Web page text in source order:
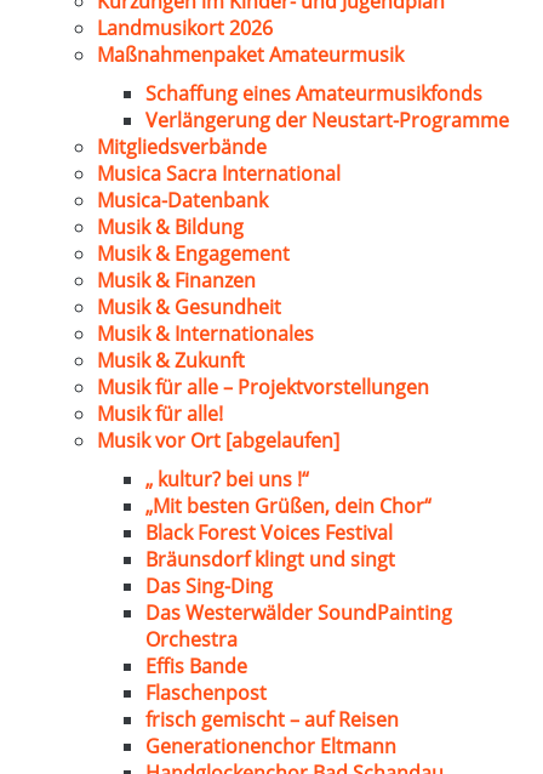
Landmusikort 2026
Maßnahmenpaket Amateurmusik
Schaffung eines Amateurmusikfonds
Verlängerung der Neustart-Programme
Mitgliedsverbände
Musica Sacra International
Musica-Datenbank
Musik & Bildung
Musik & Engagement
Musik & Finanzen
Musik & Gesundheit
Musik & Internationales
Musik & Zukunft
Musik für alle – Projektvorstellungen
Musik für alle!
Musik vor Ort [abgelaufen]
„ kultur? bei uns !“
„Mit besten Grüßen, dein Chor“
Black Forest Voices Festival
Bräunsdorf klingt und singt
Das Sing-Ding
Das Westerwälder SoundPainting
Orchestra
Effis Bande
Flaschenpost
frisch gemischt – auf Reisen
Generationenchor Eltmann